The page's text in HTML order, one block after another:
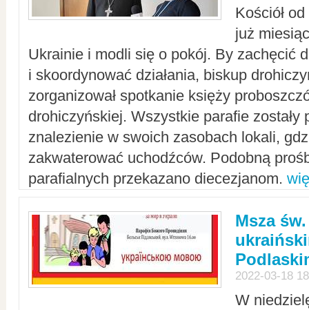
Kościół
już
Ukrainie i modli się o pokój. By zachęcić
i skoordynować działania, biskup
zorganizował spotkanie księży
drohiczyńskiej. Wszystkie parafie zostały
znalezienie w swoich zasobach lokali,
zakwaterować uchodźców. Podobną
parafialnych przekazano diecezjanom.
Msza
2022-03-18
W